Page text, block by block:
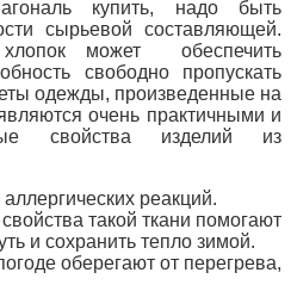
купить, надо быть
сырьевой составляющей.
хлопок может обеспечить
свободно пропускать
одежды, произведенные на
очень практичными и
свойства изделий из
реакций.
такой ткани помогают
и сохранить тепло зимой.
оберегают от перегрева,